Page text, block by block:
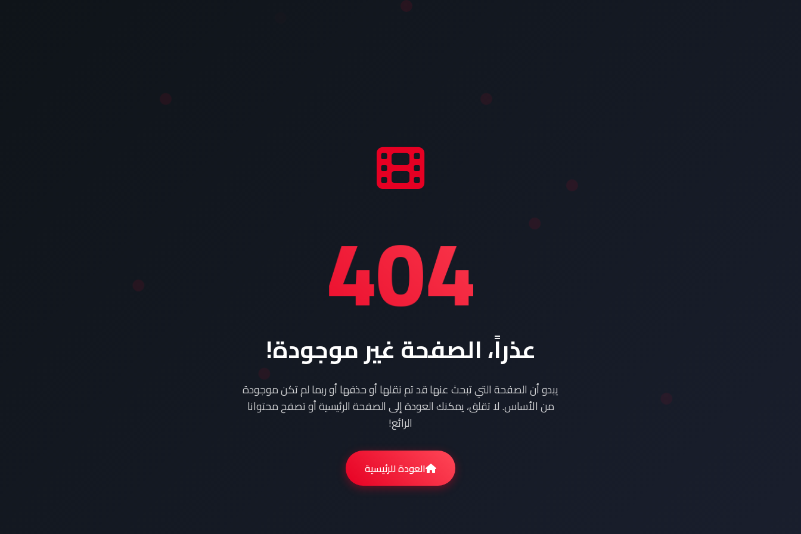
404
عذراً، الصفحة غير موجودة!
يبدو أن الصفحة التي تبحث عنها قد تم نقلها أو حذفها أو ربما لم تكن موجودة
من الأساس. لا تقلق، يمكنك العودة إلى الصفحة الرئيسية أو تصفح محتوانا
الرائع!
العودة للرئيسية